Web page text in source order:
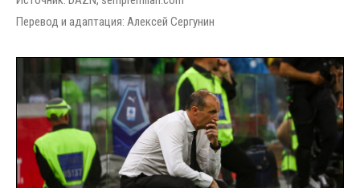
Перевод и адаптация: Алексей Сергунин